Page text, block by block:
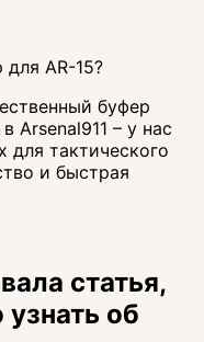
для AR-15?
буфер
Arsenal911 – у нас
тактического
и быстрая
статья,
об